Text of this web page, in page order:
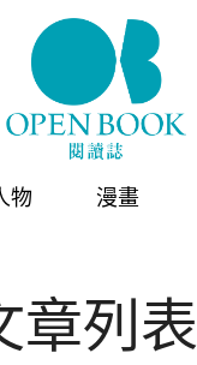
物 漫畫
章列表